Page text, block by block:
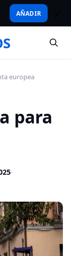
AÑADIR
europea
para
·